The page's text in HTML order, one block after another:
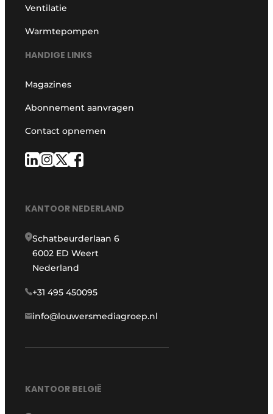
Ventilatie
Warmtepompen
HANDIGE LINKS
Magazines
Abonnement aanvragen
Contact opnemen
KANTOOR NEDERLAND
Schatbeurderlaan 6
6002 ED Weert
Nederland
+31 495 450095
info@louwersmediagroep.nl
KANTOOR BELGIË